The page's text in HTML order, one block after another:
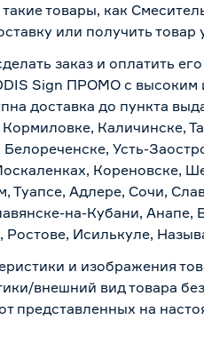
товары, как
или получить
заказ и оплатить
Sign ПРОМО с высоким
доставка до пункта
Кормиловке, Каличинске,
Усть-
Кореновске,
Туапсе, Адлере, Сочи,
на-Кубани, Анапе,
Ростове, Исилькуле,
и изображения
внешний вид товара
представленных на